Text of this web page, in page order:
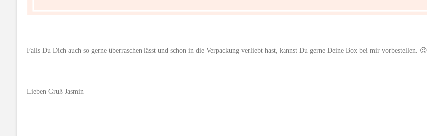
Falls Du Dich auch so gerne überraschen lässt und schon in die Verpackung verliebt hast, kannst Du gerne Deine Box bei mir vorbestellen. 😉
Lieben Gruß Jasmin